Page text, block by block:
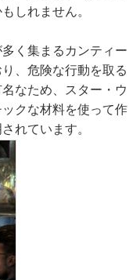
しれません。
く集まるカンティー
、危険な行動を取る
なため、スター・ウ
クな材料を使って作
れています。